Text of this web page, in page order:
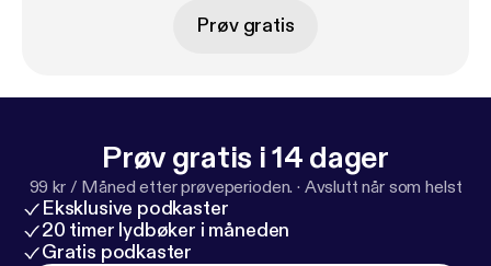
Prøv gratis
Prøv gratis i 14 dager
99 kr / Måned etter prøveperioden. · Avslutt når som helst
Eksklusive podkaster
20 timer lydbøker i måneden
Gratis podkaster